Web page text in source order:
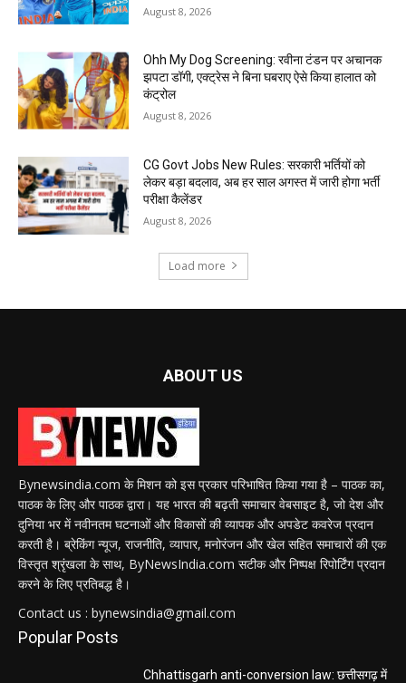
August 8, 2026
Ohh My Dog Screening: रवीना टंडन पर अचानक
झपटा डॉगी, एक्ट्रेस ने बिना घबराए ऐसे किया हालात को
कंट्रोल
August 8, 2026
CG Govt Jobs New Rules: सरकारी भर्तियों को
लेकर बड़ा बदलाव, अब हर साल अगस्त में जारी होगा भर्ती
परीक्षा कैलेंडर
August 8, 2026
Load more
ABOUT US
Bynewsindia.com के मिशन को इस प्रकार परिभाषित किया गया है – पाठक का,
पाठक के लिए और पाठक द्वारा। यह भारत की बढ़ती समाचार वेबसाइट है, जो देश और
दुनिया भर में नवीनतम घटनाओं और विकासों की व्यापक और अपडेट कवरेज प्रदान
करती है। ब्रेकिंग न्यूज, राजनीति, व्यापार, मनोरंजन और खेल सहित समाचारों की एक
विस्तृत श्रृंखला के साथ, ByNewsIndia.com सटीक और निष्पक्ष रिपोर्टिंग प्रदान
करने के लिए प्रतिबद्ध है।
Contact us : bynewsindia@gmail.com
Popular Posts
Chhattisgarh anti-conversion law: छत्तीसगढ़ में